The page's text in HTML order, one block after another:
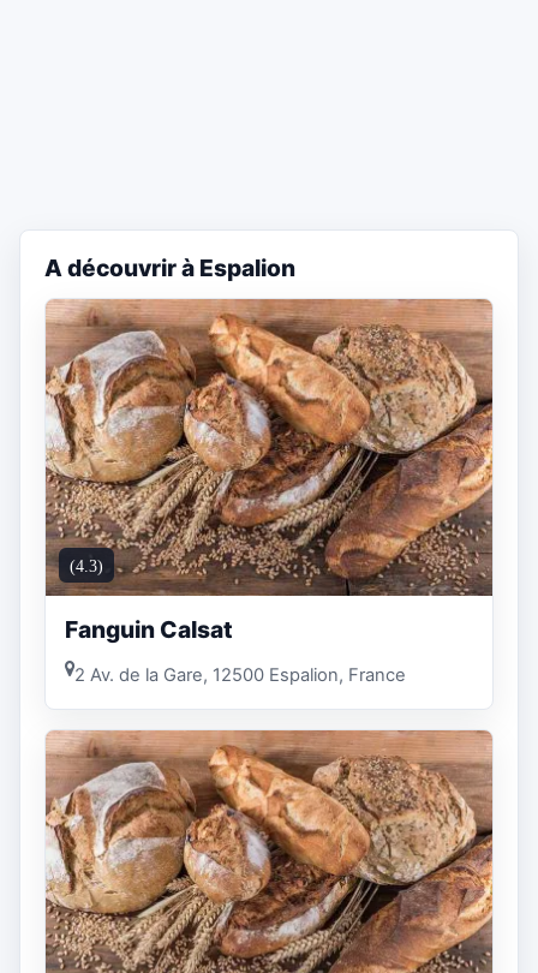
A découvrir à Espalion
(4.3)
Fanguin Calsat
2 Av. de la Gare, 12500 Espalion, France